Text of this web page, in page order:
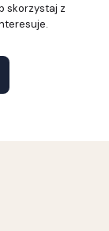
skorzystaj z